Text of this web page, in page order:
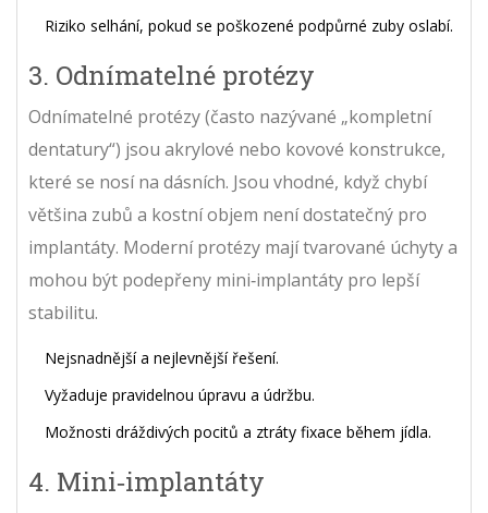
Riziko selhání, pokud se poškozené podpůrné zuby oslabí.
3. Odnímatelné protézy
Odnímatelné protézy(často nazývané „kompletní
dentatury“) jsou akrylové nebo kovové konstrukce,
které se nosí na dásních. Jsou vhodné, když chybí
většina zubů a kostní objem není dostatečný pro
implantáty. Moderní protézy mají tvarované úchyty a
mohou být podepřeny mini‑implantáty pro lepší
stabilitu.
Nejsnadnější a nejlevnější řešení.
Vyžaduje pravidelnou úpravu a údržbu.
Možnosti dráždivých pocitů a ztráty fixace během jídla.
4. Mini‑implantáty